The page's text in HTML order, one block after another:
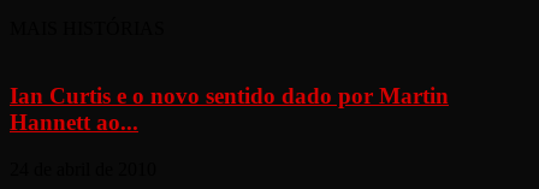
Ian Curtis e o novo sentido dado por Martin
Hannett ao...